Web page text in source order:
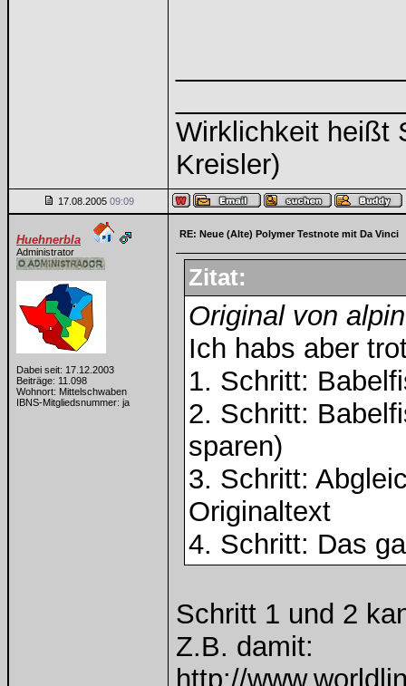
Wirklichkeit heißt
Kreisler)
17.08.2005 09:09
Huehnerbla
Administrator
Dabei seit: 17.12.2003
Beiträge: 11.098
Wohnort: Mittelschwaben
IBNS-Mitgliedsnummer: ja
RE: Neue (Alte) Polymer Testnote mit Da Vinci
Zitat:
Original von
Ich habs aber
1. Schritt:
2. Schritt:
sparen)
3. Schritt:
Originaltext
4. Schritt: Das
Schritt 1 und 2
Z.B. damit:
http://